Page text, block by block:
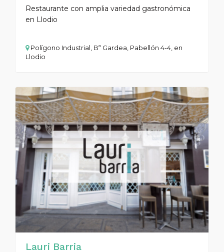
Restaurante con amplia variedad gastronómica
en Llodio
Polígono Industrial, Bº Gardea, Pabellón 4-4, en
Llodio
Lauri Barria